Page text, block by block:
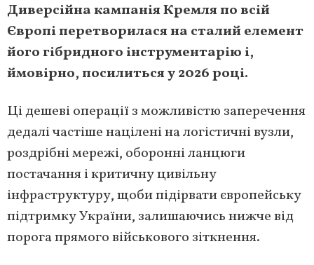
Диверсійна кампанія Кремля по всій
Європі перетворилася на сталий елемент
його гібридного інструментарію і,
ймовірно, посилиться у 2026 році.
Ці дешеві операції з можливістю заперечення
дедалі частіше націлені на логістичні вузли,
роздрібні мережі, оборонні ланцюги
постачання і критичну цивільну
інфраструктуру, щоби підірвати європейську
підтримку України, залишаючись нижче від
порога прямого військового зіткнення.